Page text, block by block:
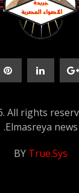
All rights
Elmasreya news.
BY True.Sys